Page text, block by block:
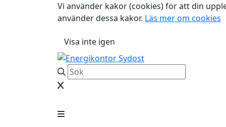
Vi använder kakor (cookies) för att din
använder dessa kakor. Läs mer om cookies
Visa inte igen